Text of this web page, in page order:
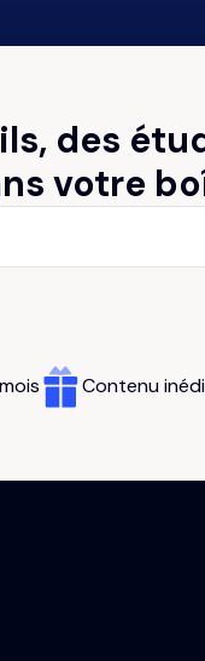
des
votre
Contenu